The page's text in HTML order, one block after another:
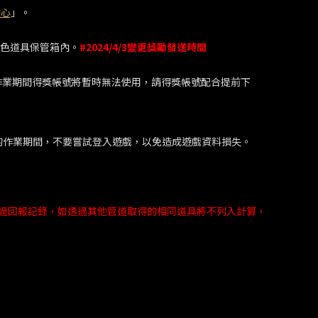
」。
道具保管箱內。 #2024/4/3變更獎勵發送時間
期間得獎帳號將暫時無法使用，請得獎帳號配合提前下
業期間，不要嘗試登入遊戲，以免造成遊戲資料損失。
報記錄，如透過其他管道取得的相同道具將不列入計算，